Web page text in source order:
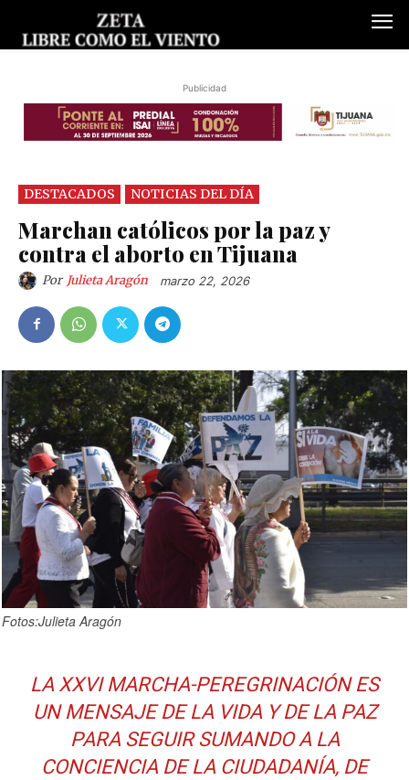
Publicidad
DESTACADOS NOTICIAS DEL DÍA
Marchan católicos por la paz y
contra el aborto en Tijuana
Por Julieta Aragón marzo 22, 2026
Fotos:Julieta Aragón
LA XXVI MARCHA-PEREGRINACIÓN ES
UN MENSAJE DE LA VIDA Y DE LA PAZ
PARA SEGUIR SUMANDO A LA
CONCIENCIA DE LA CIUDADANÍA, DE